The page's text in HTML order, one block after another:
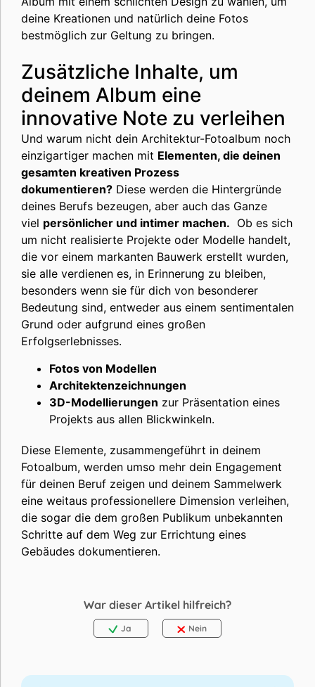
deine Kreationen und natürlich deine Fotos
bestmöglich zur Geltung zu bringen.
Zusätzliche Inhalte, um
deinem Album eine
innovative Note zu verleihen
Und warum nicht dein Architektur-Fotoalbum noch
einzigartiger machen mit Elementen, die deinen
gesamten kreativen Prozess
dokumentieren? Diese werden die Hintergründe
deines Berufs bezeugen, aber auch das Ganze
viel persönlicher und intimer machen. Ob es sich
um nicht realisierte Projekte oder Modelle handelt,
die vor einem markanten Bauwerk erstellt wurden,
sie alle verdienen es, in Erinnerung zu bleiben,
besonders wenn sie für dich von besonderer
Bedeutung sind, entweder aus einem sentimentalen
Grund oder aufgrund eines großen
Erfolgserlebnisses.
Fotos von Modellen
Architektenzeichnungen
3D-Modellierungen zur Präsentation eines
Projekts aus allen Blickwinkeln.
Diese Elemente, zusammengeführt in deinem
Fotoalbum, werden umso mehr dein Engagement
für deinen Beruf zeigen und deinem Sammelwerk
eine weitaus professionellere Dimension verleihen,
die sogar die dem großen Publikum unbekannten
Schritte auf dem Weg zur Errichtung eines
Gebäudes dokumentieren.
War dieser Artikel hilfreich?
Ja Nein